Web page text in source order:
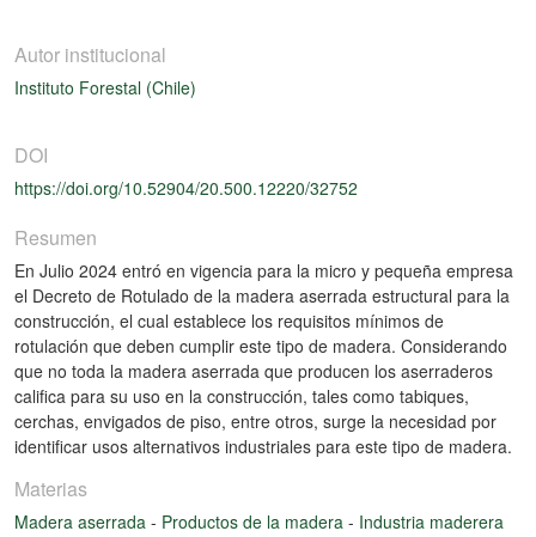
Autor institucional
Instituto Forestal (Chile)
DOI
https://doi.org/10.52904/20.500.12220/32752
Resumen
En Julio 2024 entró en vigencia para la micro y pequeña empresa
el Decreto de Rotulado de la madera aserrada estructural para la
construcción, el cual establece los requisitos mínimos de
rotulación que deben cumplir este tipo de madera. Considerando
que no toda la madera aserrada que producen los aserraderos
califica para su uso en la construcción, tales como tabiques,
cerchas, envigados de piso, entre otros, surge la necesidad por
identificar usos alternativos industriales para este tipo de madera.
Materias
Madera aserrada - Productos de la madera - Industria maderera